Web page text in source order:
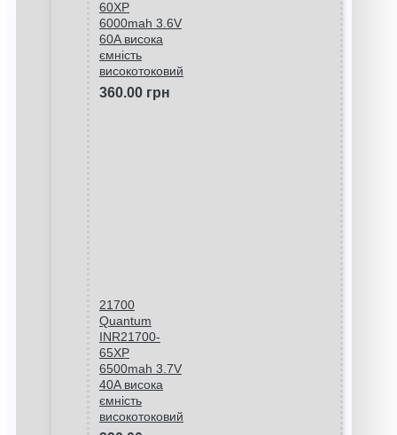
60XP
6000mah 3.6V
60A висока
ємність
високотоковий
360.00 грн
21700
Quantum
INR21700-
65XP
6500mah 3.7V
40A висока
ємність
високотоковий